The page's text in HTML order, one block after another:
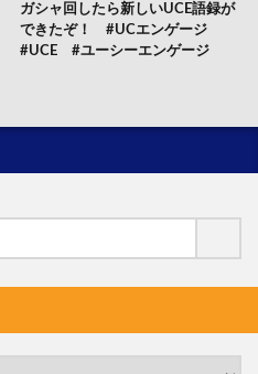
ガシャ回したら新しいUCE語録が
できたぞ！ #UCエンゲージ
#UCE #ユーシーエンゲージ